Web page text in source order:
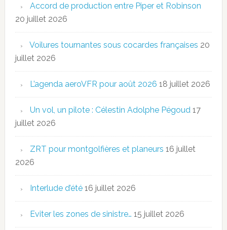
Accord de production entre Piper et Robinson
20 juillet 2026
Voilures tournantes sous cocardes françaises 20
juillet 2026
L’agenda aeroVFR pour août 2026 18 juillet 2026
Un vol, un pilote : Célestin Adolphe Pégoud 17
juillet 2026
ZRT pour montgolfières et planeurs 16 juillet
2026
Interlude d’été 16 juillet 2026
Eviter les zones de sinistre… 15 juillet 2026